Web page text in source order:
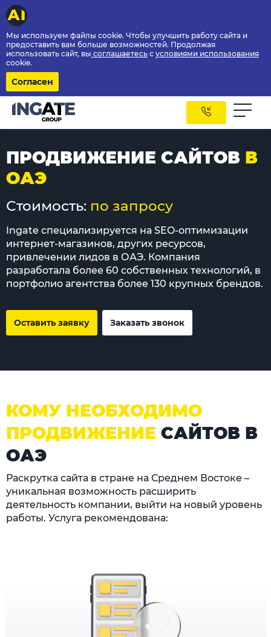
Мы используем файлы cookie. Чтобы улучшить работу сайта и
предоставить вам больше возможностей. Продолжая
использовать сайт, вы соглашаетесь с условиями использования
cookie.
Согласен
ПРОДВИЖЕНИЕ САЙТОВ В
ОАЭ
Стоимость: по запросу
Ingate специализируется на SEO-оптимизации
интернет-магазинов, других ресурсов,
привлечении лидов в ОАЭ. Компания
разработала более 60 собственных технологий, в
портфолио агентства более 130 крупных брендов.
Оставить заявку Заказать звонок
КОМУ НЕОБХОДИМО
ПРОДВИЖЕНИЕ САЙТОВ В
ОАЭ
Раскрутка сайта в стране на Среднем Востоке –
уникальная возможность расширить
деятельность компании, выйти на новый уровень
работы. Услуга рекомендована: